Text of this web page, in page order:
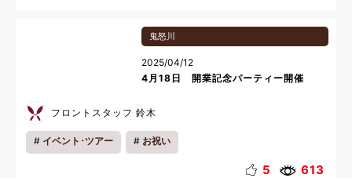
鬼怒川
2025/04/12
4月18日 開業記念パーティー開催
フロントスタッフ 鈴木
イベント･ツアー お祝い
5 613